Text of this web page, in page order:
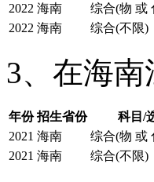
2022 海南 综合(物 或
2022 海南 综合(不限)
3、在海
年份 招生省份 科目/
2021 海南 综合(物 或
2021 海南 综合(不限)